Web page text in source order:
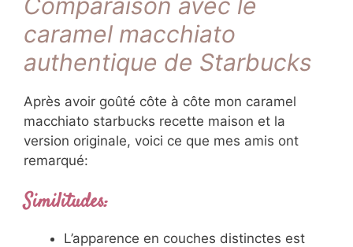
Comparaison avec le
caramel macchiato
authentique de Starbucks
Après avoir goûté côte à côte mon caramel
macchiato starbucks recette maison et la
version originale, voici ce que mes amis ont
remarqué:
Similitudes:
L’apparence en couches distinctes est